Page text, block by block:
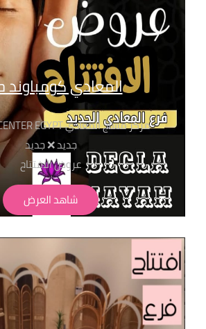
المعادي كومباوند
مركز مساج المعادي MASSAGE CENTER EGYPT
جديد ❌ جديد
عروض الافتتاح
50 دقيقة
شاهد العرض